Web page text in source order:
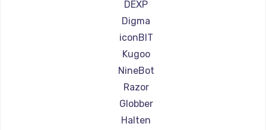
Ремонт самокатов Segway
Ремонт самокатов KIRIN
DEXP
Digma
iconBIT
Kugoo
NineBot
Razor
Globber
Halten